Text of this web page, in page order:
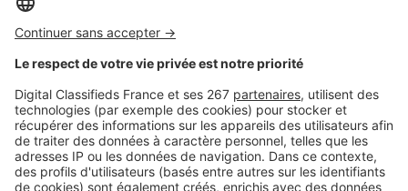
Image
Déménagement : en quoi louer un
utilitaire simplifie vraiment la
logistique ?
Image
Déménager